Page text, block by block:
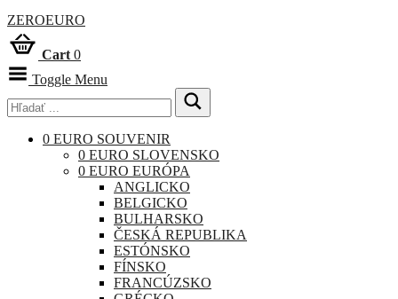
ZEROEURO
Cart 0
Toggle Menu
0 EURO SOUVENIR
0 EURO SLOVENSKO
0 EURO EURÓPA
ANGLICKO
BELGICKO
BULHARSKO
ČESKÁ REPUBLIKA
ESTÓNSKO
FÍNSKO
FRANCÚZSKO